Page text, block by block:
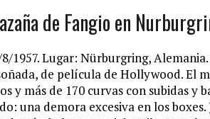
de Fangio en
8/1957. Lugar: Nürburgring,
de película de Hollywood. El
y más de 170 curvas con subidas y
una demora excesiva en los